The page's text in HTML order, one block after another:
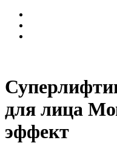
для лица
эффект